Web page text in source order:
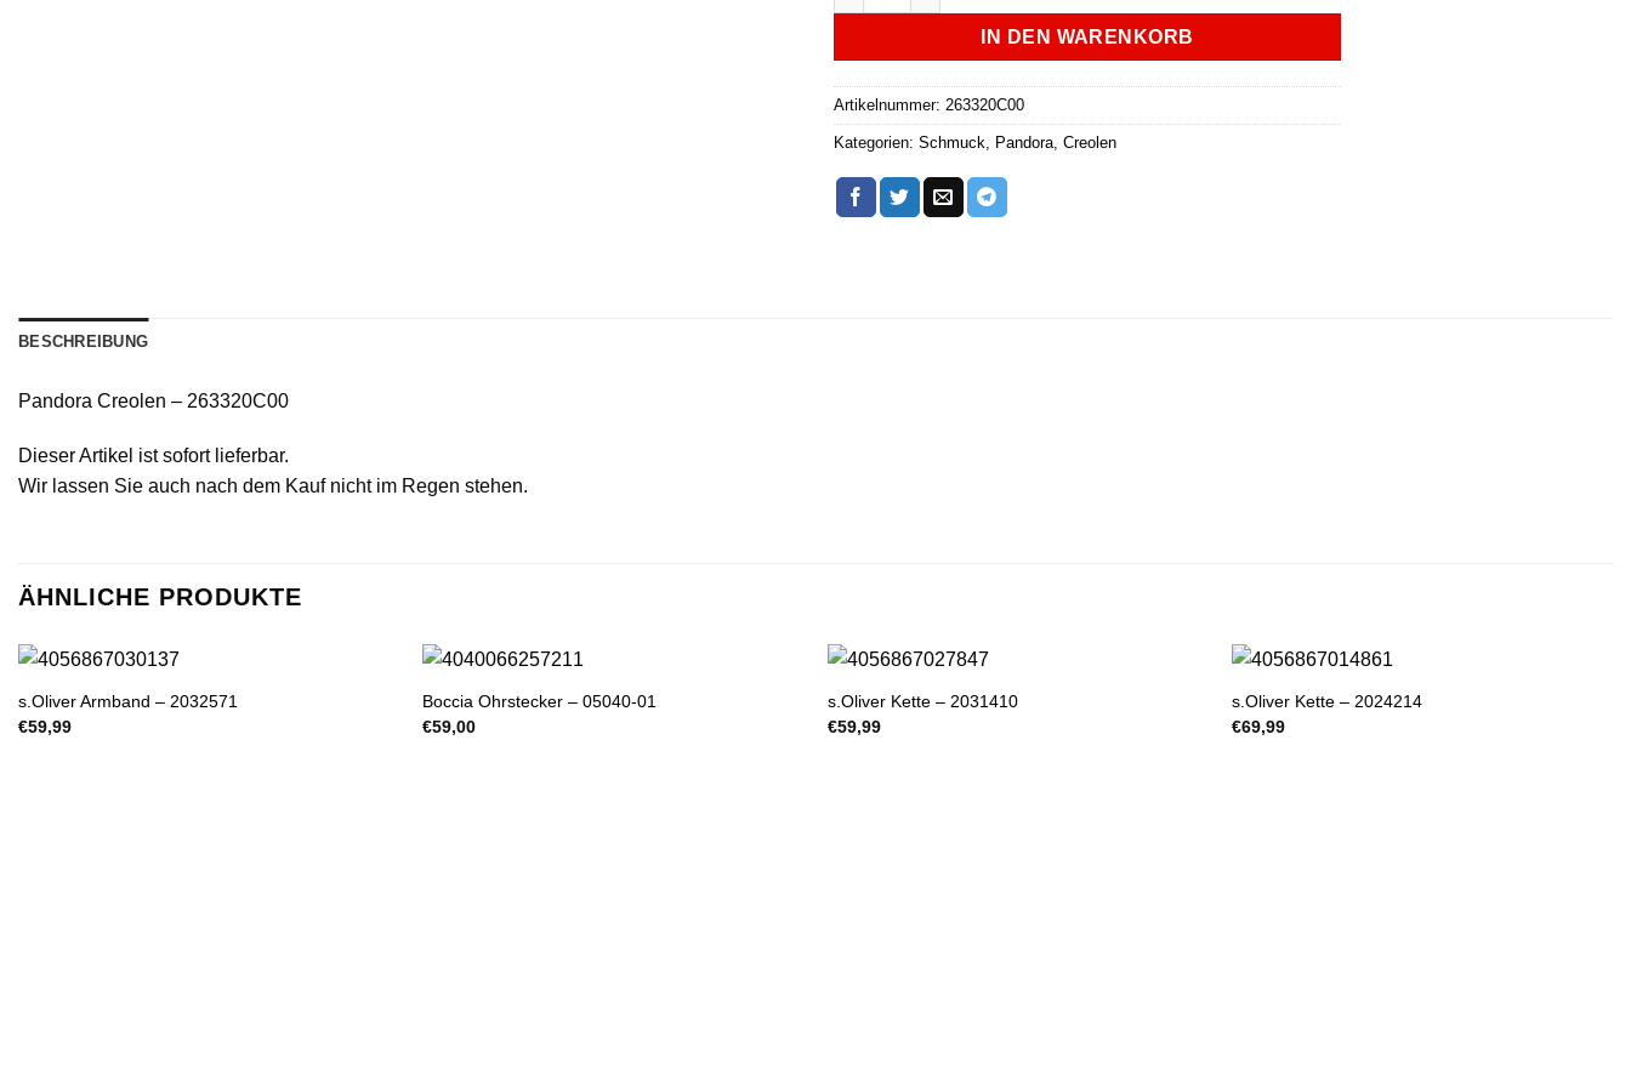
IN DEN WARENKORB
Artikelnummer: 263320C00
Kategorien: Schmuck Pandora Creolen
BESCHREIBUNG
Pandora Creolen – 263320C00
Dieser Artikel ist sofort lieferbar.
Wir lassen Sie auch nach dem Kauf nicht im Regen stehen.
ÄHNLICHE PRODUKTE
s.Oliver Armband – 2032571
€59,99
Boccia Ohrstecker – 05040-01
€59,00
s.Oliver Kette – 2031410
€59,99
s.Oliver Kette – 2024214
€69,99